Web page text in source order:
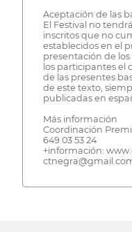
Aceptación de las
El Festival no
inscritos que no
establecidos en el
presentación de
los participantes el
de las presentes
de este texto,
publicadas en
Más información
Coordinación
649 03 53 24
+información: